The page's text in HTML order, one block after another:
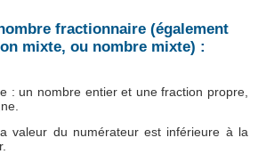
fractionnaire (également
mixte, ou nombre mixte) :
: un nombre entier et une fraction propre,
valeur du numérateur est inférieure à la